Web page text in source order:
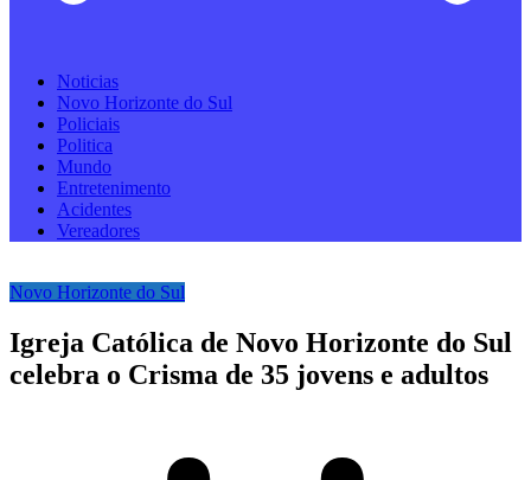
Noticias
Novo Horizonte do Sul
Policiais
Politica
Mundo
Entretenimento
Acidentes
Vereadores
Novo Horizonte do Sul
Igreja Católica de Novo Horizonte do Sul
celebra o Crisma de 35 jovens e adultos